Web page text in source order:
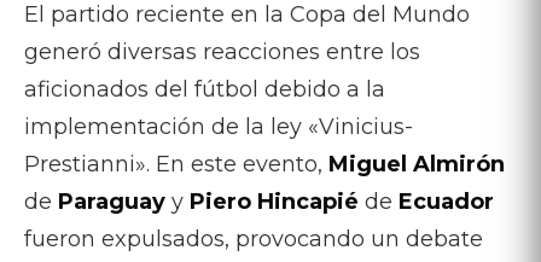
El partido reciente en la Copa del Mundo
generó diversas reacciones entre los
aficionados del fútbol debido a la
implementación de la ley «Vinicius-
Prestianni». En este evento, Miguel Almirón
de Paraguay y Piero Hincapié de Ecuador
fueron expulsados, provocando un debate